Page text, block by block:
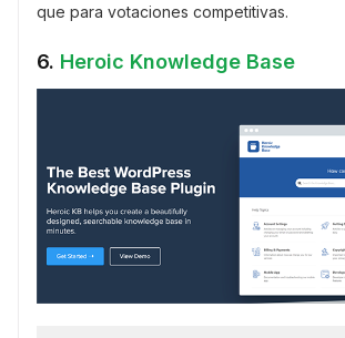
que para votaciones competitivas.
6. Heroic Knowledge Base